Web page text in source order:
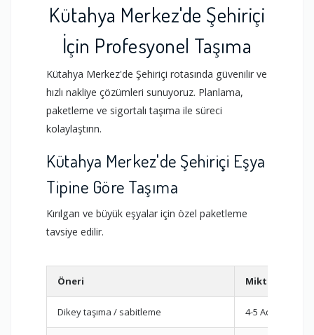
Kütahya Merkez'de Şehiriçi
İçin Profesyonel Taşıma
Kütahya Merkez'de Şehiriçi rotasında güvenilir ve
hızlı nakliye çözümleri sunuyoruz. Planlama,
paketleme ve sigortalı taşıma ile süreci
kolaylaştırın.
Kütahya Merkez'de Şehiriçi Eşya
Tipine Göre Taşıma
Kırılgan ve büyük eşyalar için özel paketleme
tavsiye edilir.
Öneri Miktar/
Dikey taşıma / sabitleme 4-5 Adet